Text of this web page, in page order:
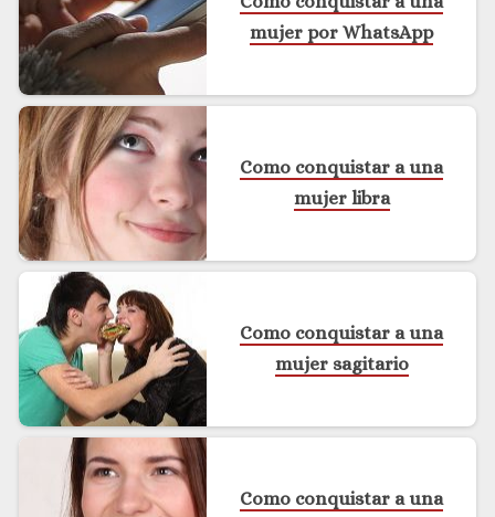
mujer por WhatsApp
Como conquistar a una
mujer libra
Como conquistar a una
mujer sagitario
Como conquistar a una